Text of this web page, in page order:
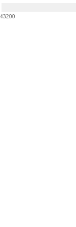
43200